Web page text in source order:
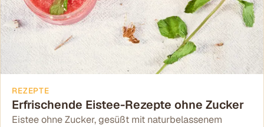
REZEPTE
Erfrischende Eistee-Rezepte ohne Zucker
Eistee ohne Zucker, gesüßt mit naturbelassenem